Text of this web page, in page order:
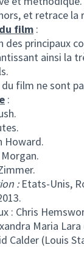
et retrace
film :
des principaux
ainsi la
film ne sont
:
Howard.
:Etats-Unis,
: Chris
Maria
Calder (Louis